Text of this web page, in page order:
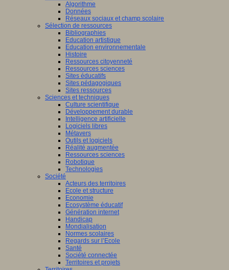
Algorithme
Données
Réseaux sociaux et champ scolaire
Sélection de ressources
Bibliographies
Education artistique
Education environnementale
Histoire
Ressources citoyenneté
Ressources sciences
Sites éducatifs
Sites pédagogiques
Sites ressources
Sciences et techniques
Culture scientifique
Développement durable
Intelligence artificielle
Logiciels libres
Métavers
Outils et logiciels
Réalité augmentée
Ressources sciences
Robotique
Technologies
Société
Acteurs des territoires
Ecole et structure
Economie
Ecosystème éducatif
Génération internet
Handicap
Mondialisation
Normes scolaires
Regards sur l’Ecole
Santé
Société connectée
Territoires et projets